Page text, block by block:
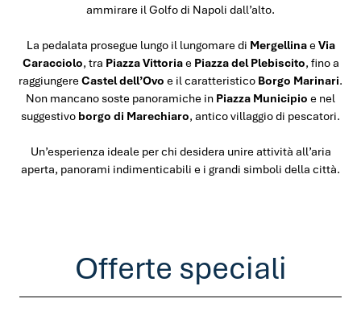
ammirare il Golfo di Napoli dall’alto.
La pedalata prosegue lungo il lungomare di Mergellinae Via
Caracciolo, tra Piazza Vittoriae Piazza del Plebiscito, fino a
raggiungere Castel dell’Ovo e il caratteristico Borgo Marinari.
Non mancano soste panoramiche in Piazza Municipio e nel
suggestivo borgo di Marechiaro, antico villaggio di pescatori.
Un’esperienza ideale per chi desidera unire attività all’aria
aperta, panorami indimenticabili e i grandi simboli della città.
Offerte speciali